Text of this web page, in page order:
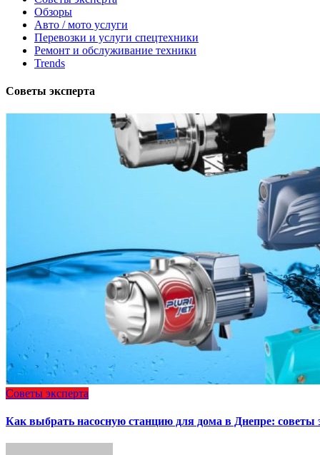
Обзоры
Авто / мото услуги
Перевозки и услуги спецтехники
Ремонт и обслуживание техники
Trends
Советы эксперта
Советы эксперта
Как выбрать насосную станцию для дома в Днепре: советы